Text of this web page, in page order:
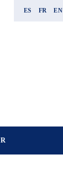
ES FR EN